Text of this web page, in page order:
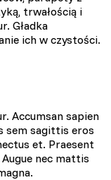
trwałością i
Gładka
ich w czystości.
Accumsan sapien
sem sagittis eros
et. Praesent
nec mattis